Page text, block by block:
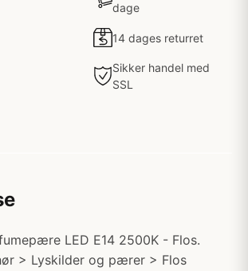
dage
14 dages returret
Sikker handel med
SSL
LED E14 2500K - Flos.
> Lyskilder og pærer > Flos